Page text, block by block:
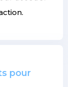
pour